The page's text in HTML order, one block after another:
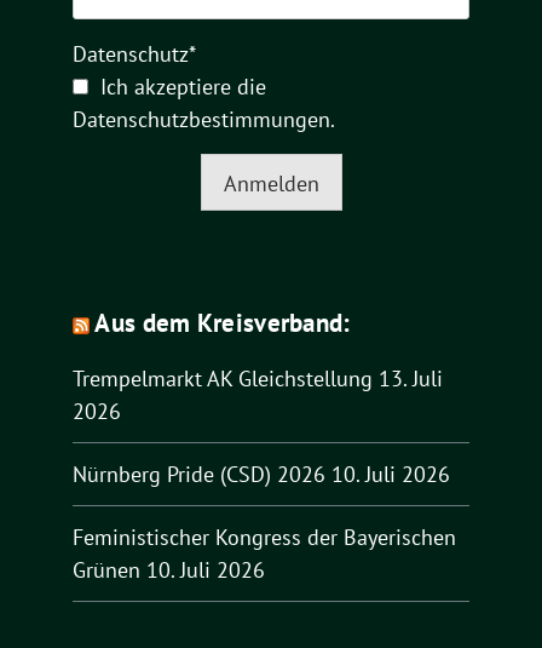
Datenschutz*
Ich akzeptiere die
Datenschutzbestimmungen.
Anmelden
Aus dem Kreisverband:
Trempelmarkt AK Gleichstellung 13. Juli
2026
Nürnberg Pride (CSD) 2026 10. Juli 2026
Feministischer Kongress der Bayerischen
Grünen 10. Juli 2026